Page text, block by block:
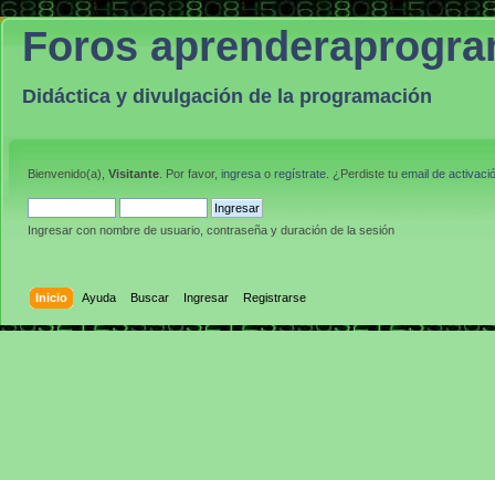
Foros
Didáctica y divulgación de la programación
Bienvenido(a), Visitante . Por favor, ingresa o regístrate . ¿Perdiste tu email de
Ingresar con nombre de usuario, contraseña y duración de la sesión
Inicio Ayuda Buscar Ingresar Registrarse